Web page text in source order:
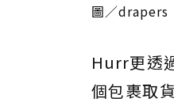
圖／drapers
Hurr更透
個包裹取